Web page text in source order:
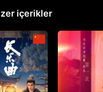
içerikler